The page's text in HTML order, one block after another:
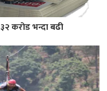
करोड भन्दा बढी